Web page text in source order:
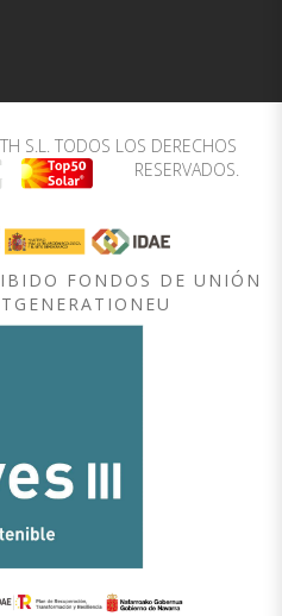
S.L. TODOS LOS DERECHOS
RESERVADOS.
FONDOS DE UNIÓN